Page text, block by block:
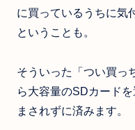
に買っているうちに気
ということも。
そういった「つい買っ
ら大容量のSDカード
まされずに済みます。